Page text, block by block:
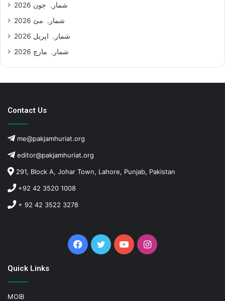
شمارہ جون 2026
شمارہ مئ 2026
شمارہ اپریل 2026
شمارہ مارچ 2026
Contact Us
me@pakjamhuriat.org
editor@pakjamhuriat.org
291, Block A, Johar Town, Lahore, Punjab, Pakistan
+92 42 3520 1008
+ 92 42 3522 3278
Facebook
TwitterYouTubeInstagram
Quick Links
MOIB